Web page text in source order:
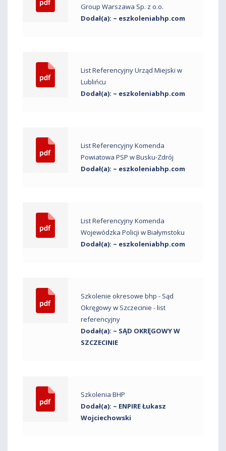
Group Warszawa Sp. z o.o.
Dodał(a): ~ eszkoleniabhp.com
List Referencyjny Urząd Miejski w
Lublińcu
Dodał(a): ~ eszkoleniabhp.com
List Referencyjny Komenda
Powiatowa PSP w Busku-Zdrój
Dodał(a): ~ eszkoleniabhp.com
List Referencyjny Komenda
Wojewódzka Policji w Białymstoku
Dodał(a): ~ eszkoleniabhp.com
Szkolenie okresowe bhp - Sąd
Okręgowy w Szczecinie - list
referencyjny
Dodał(a): ~ SĄD OKRĘGOWY W
SZCZECINIE
Szkolenia BHP
Dodał(a): ~ ENPIRE Łukasz
Wojciechowski